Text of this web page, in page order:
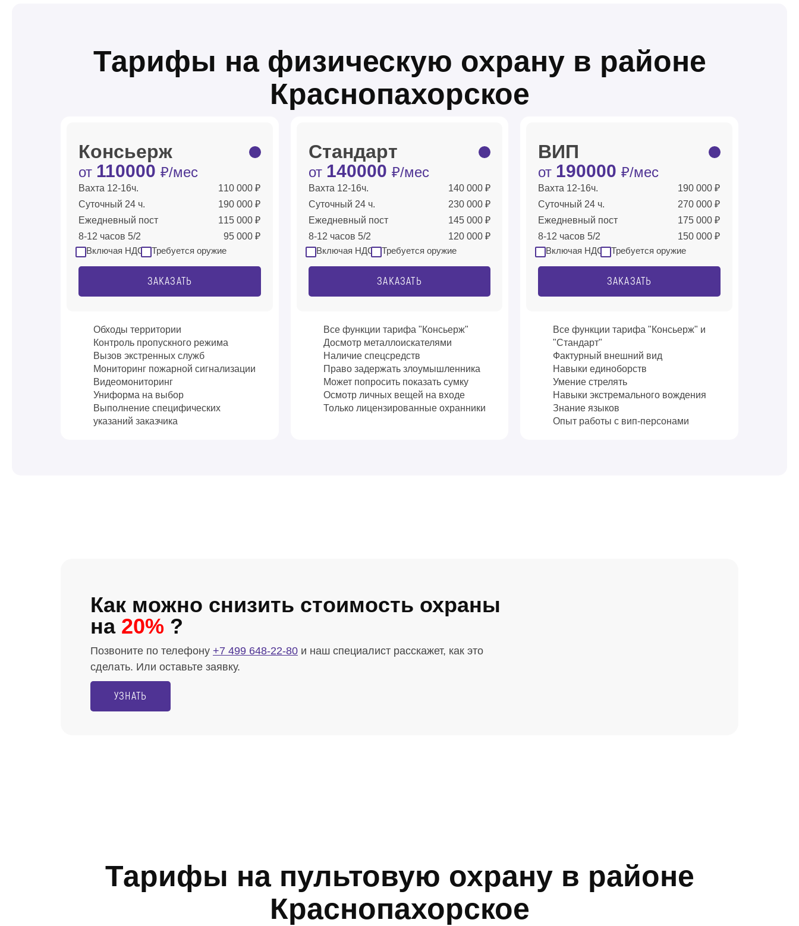
Тарифы на физическую охрану в районе
Краснопахорское
Консьерж
от 110000₽/мес
Вахта 12-16ч.
110 000 ₽
Суточный 24 ч.
190 000 ₽
Ежедневный пост
115 000 ₽
8-12 часов 5/2
95 000 ₽
Включая НДС
Требуется оружие
ЗАКАЗАТЬ
Обходы территории
Контроль пропускного режима
Вызов экстренных служб
Мониторинг пожарной сигнализации
Видеомониторинг
Униформа на выбор
Выполнение специфических
указаний заказчика
Стандарт
от 140000 ₽/мес
Вахта 12-16ч.
140 000 ₽
Суточный 24 ч.
230 000 ₽
Ежедневный пост
145 000 ₽
8-12 часов 5/2
120 000 ₽
Включая НДС
Требуется оружие
ЗАКАЗАТЬ
Все функции тарифа "Консьерж"
Досмотр металлоискателями
Наличие спецсредств
Право задержать злоумышленника
Может попросить показать сумку
Осмотр личных вещей на входе
Только лицензированные охранники
ВИП
от 190000₽/мес
Вахта 12-16ч.
190 000 ₽
Суточный 24 ч.
270 000 ₽
Ежедневный пост
175 000 ₽
8-12 часов 5/2
150 000 ₽
Включая НДС
Требуется оружие
ЗАКАЗАТЬ
Все функции тарифа "Консьерж" и
"Стандарт"
Фактурный внешний вид
Навыки единоборств
Умение стрелять
Навыки экстремального вождения
Знание языков
Опыт работы с вип-персонами
Как можно снизить стоимость охраны
на 20% ?
Позвоните по телефону +7 499 648-22-80 и наш специалист расскажет, как это
сделать. Или оставьте заявку.
УЗНАТЬ
Тарифы на пультовую охрану в районе
Краснопахорское